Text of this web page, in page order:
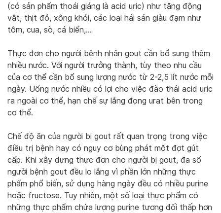
(có sản phẩm thoái giáng là acid uric) như tặng động
vật, thịt đỏ, xông khói, các loại hải sản giàu đạm như
tôm, cua, sò, cá biển,…
Thực đơn cho người bệnh nhân gout cần bổ sung thêm
nhiều nước. Với người trưởng thành, tùy theo nhu cầu
của cơ thể cần bổ sung lượng nước từ 2-2,5 lít nước mỗi
ngày. Uống nước nhiều có lợi cho việc đào thải acid uric
ra ngoài cơ thể, hạn chế sự lắng đọng urat bên trong
cơ thể.
Chế độ ăn của người bị gout rất quan trọng trong việc
điều trị bệnh hay có nguy cơ bùng phát một đợt gút
cấp. Khi xây dựng thực đơn cho người bị gout, đa số
người bệnh gout đều lo lắng vì phần lớn những thực
phẩm phổ biến, sử dụng hàng ngày đều có nhiều purine
hoặc fructose. Tuy nhiên, một số loại thực phẩm có
những thực phẩm chứa lượng purine tương đối thấp hơn